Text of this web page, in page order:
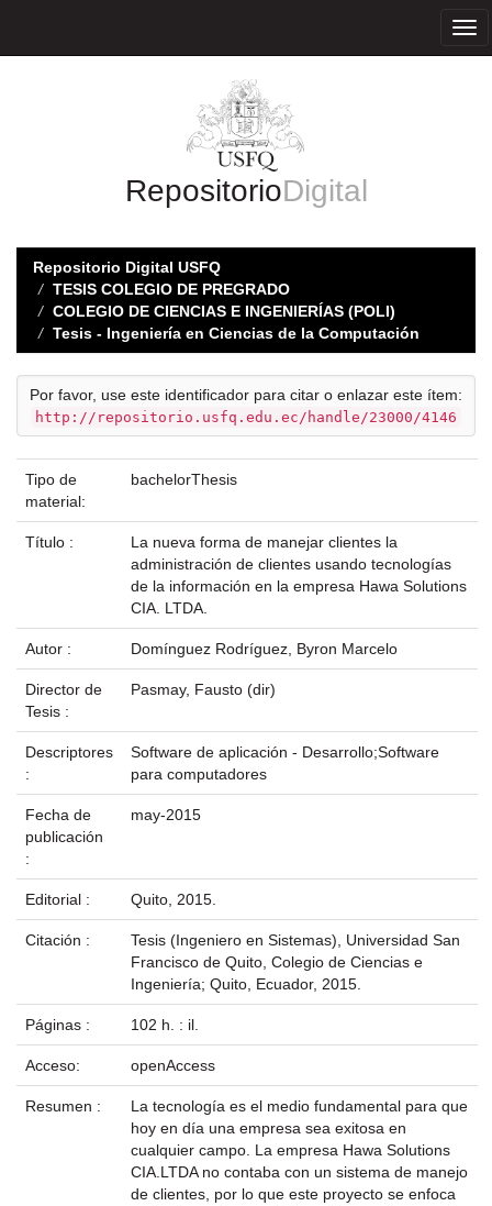
RepositorioDigital
Repositorio Digital USFQ
TESIS COLEGIO DE PREGRADO
COLEGIO DE CIENCIAS E INGENIERÍAS (POLI)
Tesis - Ingeniería en Ciencias de la Computación
Por favor, use este identificador para citar o enlazar este ítem:
http://repositorio.usfq.edu.ec/handle/23000/4146
Tipo de
material:
bachelorThesis
Título :
La nueva forma de manejar clientes la
administración de clientes usando tecnologías
de la información en la empresa Hawa Solutions
CIA. LTDA.
Autor : Domínguez Rodríguez, Byron Marcelo
Director de
Tesis :
Pasmay, Fausto (dir)
Descriptores
:
Software de aplicación - Desarrollo;Software
para computadores
Fecha de
publicación
:
may-2015
Editorial : Quito, 2015.
Citación :
Tesis (Ingeniero en Sistemas), Universidad San
Francisco de Quito, Colegio de Ciencias e
Ingeniería; Quito, Ecuador, 2015.
Páginas : 102 h. : il.
Acceso: openAccess
Resumen :
La tecnología es el medio fundamental para que
hoy en día una empresa sea exitosa en
cualquier campo. La empresa Hawa Solutions
CIA.LTDA no contaba con un sistema de manejo
de clientes, por lo que este proyecto se enfoca